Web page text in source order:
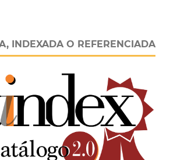
INDEXADA O REFERENCIADA